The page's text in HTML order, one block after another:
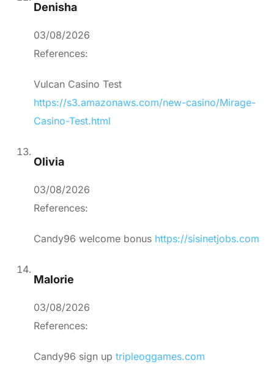
Denisha
03/08/2026
References:
Vulcan Casino Test
https://s3.amazonaws.com/new-casino/Mirage-
Casino-Test.html
Olivia
03/08/2026
References:
Candy96 welcome bonus https://sisinetjobs.com
Malorie
03/08/2026
References:
Candy96 sign up tripleoggames.com